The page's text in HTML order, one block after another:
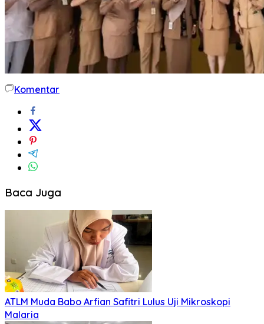
Komentar
Baca Juga
ATLM Muda Babo Arfian Safitri Lulus Uji Mikroskopi
Malaria